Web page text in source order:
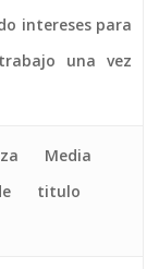
intereses para
una vez
Media
titulo